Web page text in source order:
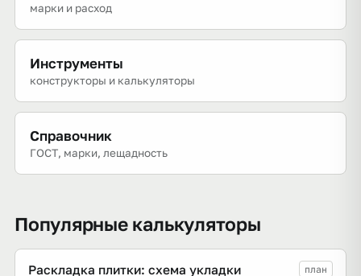
марки и расход
Инструменты
конструкторы и калькуляторы
Справочник
ГОСТ, марки, лещадность
Популярные калькуляторы
Раскладка плитки: схема укладки план